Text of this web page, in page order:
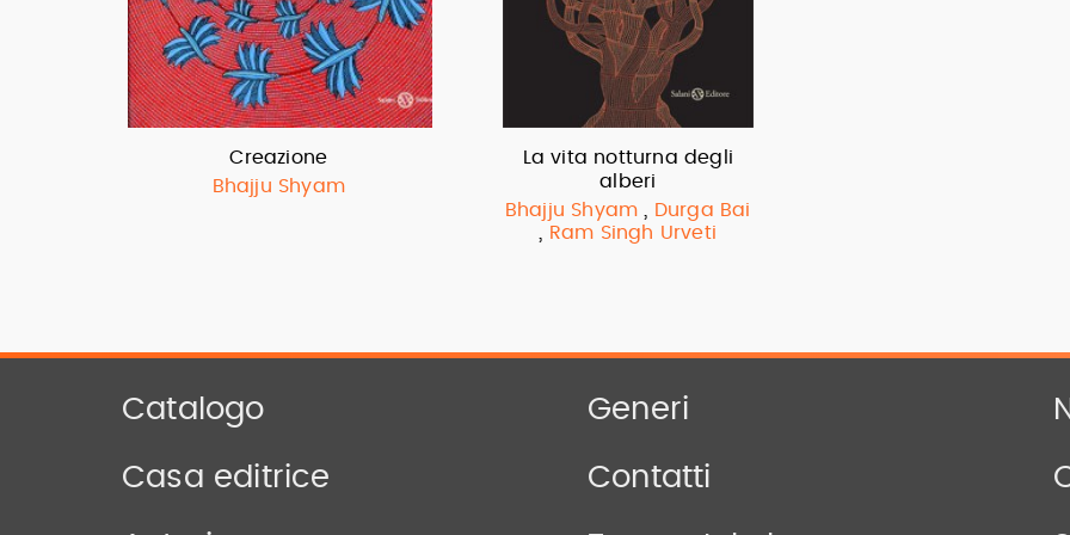
Creazione
Bhajju Shyam
La vita notturna degli
alberi
Bhajju Shyam , Durga Bai
, Ram Singh Urveti
Catalogo Generi
Casa editrice Contatti